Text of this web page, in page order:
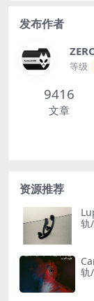
发布作者
等级
9416
文章
资源推荐
轨
轨